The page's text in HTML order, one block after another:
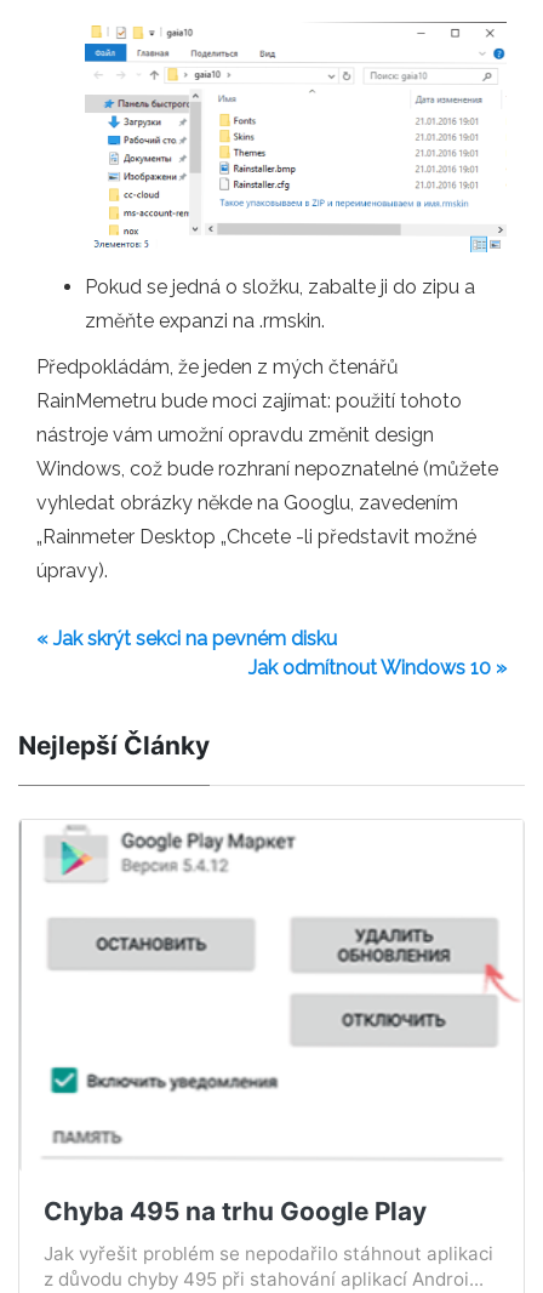
Pokud se jedná o složku, zabalte ji do zipu a
změňte expanzi na .rmskin.
Předpokládám, že jeden z mých čtenářů
RainMemetru bude moci zajímat: použití tohoto
nástroje vám umožní opravdu změnit design
Windows, což bude rozhraní nepoznatelné (můžete
vyhledat obrázky někde na Googlu, zavedením
„Rainmeter Desktop „Chcete -li představit možné
úpravy).
« Jak skrýt sekci na pevném disku
Jak odmítnout Windows 10 »
Nejlepší Články
Chyba 495 na trhu Google Play
Jak vyřešit problém se nepodařilo stáhnout aplikaci
z důvodu chyby 495 při stahování aplikací Androi...